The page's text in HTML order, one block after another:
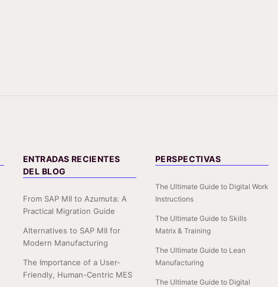
ENTRADAS RECIENTES
DEL BLOG
From SAP MII to Azumuta: A
Practical Migration Guide
Alternatives to SAP MII for
Modern Manufacturing
The Importance of a User-
Friendly, Human-Centric MES
PERSPECTIVAS
The Ultimate Guide to Digital Work
Instructions
The Ultimate Guide to Skills
Matrix & Training
The Ultimate Guide to Lean
Manufacturing
The Ultimate Guide to Digital